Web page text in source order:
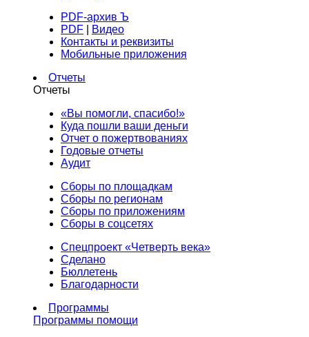
PDF-архив Ъ
PDF
Видео
Контакты и реквизиты
Мобильные приложения
Отчеты
Отчеты
«Вы помогли, спасибо!»
Куда пошли ваши деньги
Отчет о пожертвованиях
Годовые отчеты
Аудит
Сборы по площадкам
Сборы по регионам
Сборы по приложениям
Сборы в соцсетях
Спецпроект «Четверть века»
Сделано
Бюллетень
Благодарности
Программы
Программы помощи